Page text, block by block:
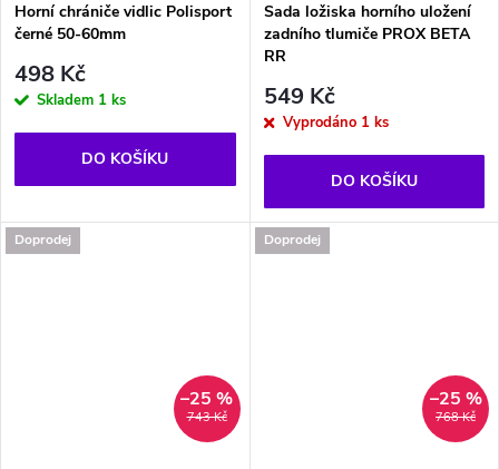
Horní chrániče vidlic Polisport
černé 50-60mm
498 Kč
Skladem 1 ks
DO KOŠÍKU
Sada ložiska horního uložení
zadního tlumiče PROX BETA
RR
549 Kč
Vyprodáno 1 ks
DO KOŠÍKU
Doprodej
743 Kč
–25 %
Doprodej
768 Kč
–25 %